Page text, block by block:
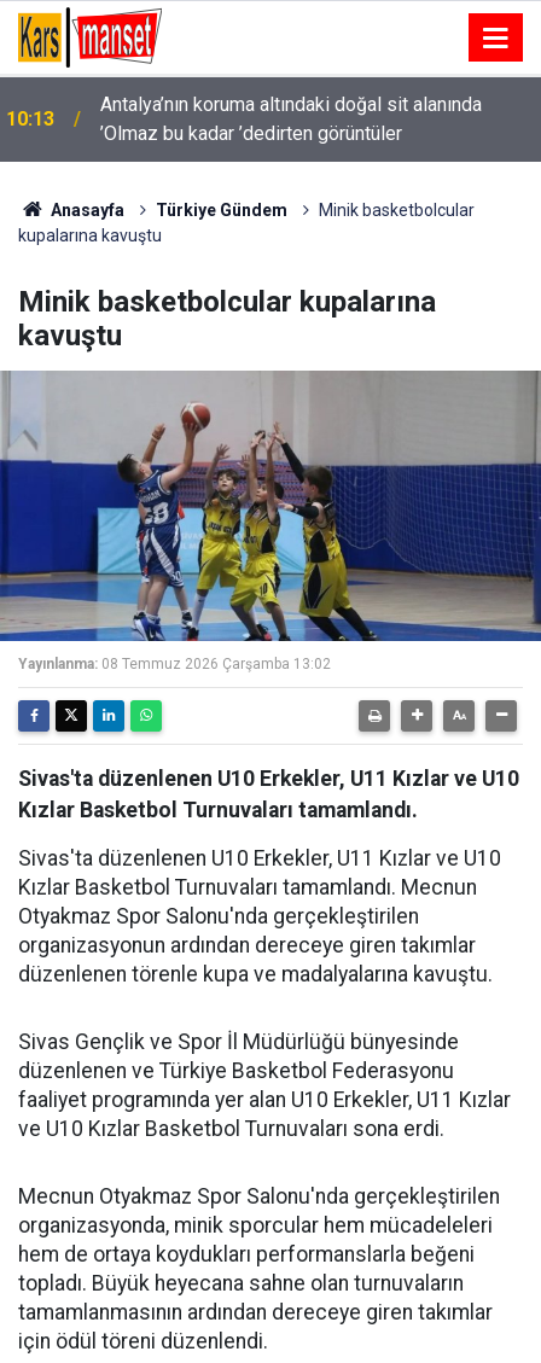
10:13
Antalya’nın koruma altındaki doğal sit alanında
’Olmaz bu kadar ’dedirten görüntüler
10:11
Adana’da sıcak ve nemli hava etkisini sürdürecek:
Hissedilen sıcaklık 43 dereceyi bulacak
Anasayfa Türkiye Gündem
Minik basketbolcular
kupalarına kavuştu
Minik basketbolcular kupalarına
kavuştu
Yayınlanma: 08 Temmuz 2026 Çarşamba 13:02
Sivas'ta düzenlenen U10 Erkekler, U11 Kızlar ve U10
Kızlar Basketbol Turnuvaları tamamlandı.
Sivas'ta düzenlenen U10 Erkekler, U11 Kızlar ve U10
Kızlar Basketbol Turnuvaları tamamlandı. Mecnun
Otyakmaz Spor Salonu'nda gerçekleştirilen
organizasyonun ardından dereceye giren takımlar
düzenlenen törenle kupa ve madalyalarına kavuştu.
Sivas Gençlik ve Spor İl Müdürlüğü bünyesinde
düzenlenen ve Türkiye Basketbol Federasyonu
faaliyet programında yer alan U10 Erkekler, U11 Kızlar
ve U10 Kızlar Basketbol Turnuvaları sona erdi.
Mecnun Otyakmaz Spor Salonu'nda gerçekleştirilen
organizasyonda, minik sporcular hem mücadeleleri
hem de ortaya koydukları performanslarla beğeni
topladı. Büyük heyecana sahne olan turnuvaların
tamamlanmasının ardından dereceye giren takımlar
için ödül töreni düzenlendi.